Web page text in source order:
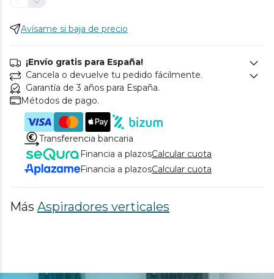
Avísame si baja de precio
¡Envío gratis para España!
Cancela o devuelve tu pedido fácilmente.
Garantía de 3 años para España.
Métodos de pago.
Transferencia bancaria
Financia a plazosCalcular cuota
Financia a plazosCalcular cuota
Más Aspiradores verticales